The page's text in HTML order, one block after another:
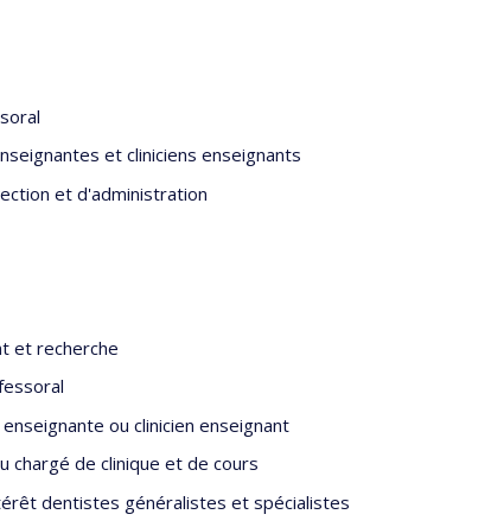
et cliniciens enseignants
et d'administration
et recherche
enseignante ou clinicien enseignant
chargé de clinique et de cours
dentistes généralistes et spécialistes